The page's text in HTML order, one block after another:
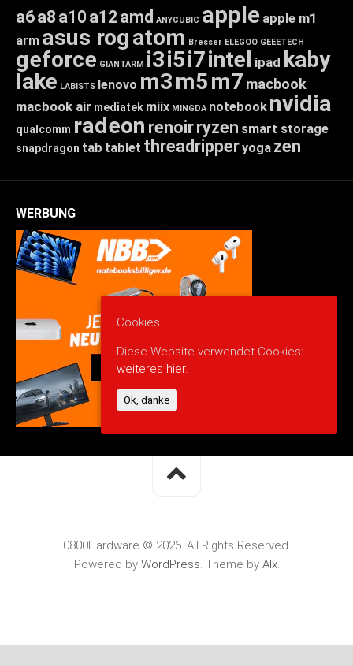
a6a8 a10 a12amd ANYCUBIC apple apple m1
arm asus rogatom Bresser ELEGOO GEEETECH
geforce GIANTARM i3i5i7intel ipad kaby
lake LABISTS lenovo m3m5m7 macbook
macbook air mediatek miix MINGDA notebook nvidia
qualcomm radeon renoirryzen smart storage
snapdragon tab tablet threadripperyoga zen
WERBUNG
0800Hardware © 2026. All Rights Reserved.
Powered by WordPress. Theme by Alx.
Cookies
Diese Website verwendet Cookies:
weiteres hier.
Ok, danke